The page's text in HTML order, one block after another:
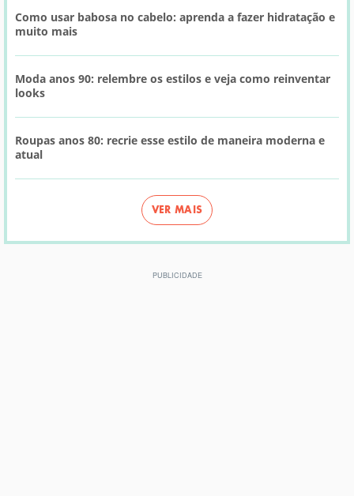
Como usar babosa no cabelo: aprenda a fazer hidratação e
muito mais
Moda anos 90: relembre os estilos e veja como reinventar
looks
Roupas anos 80: recrie esse estilo de maneira moderna e
atual
VER MAIS